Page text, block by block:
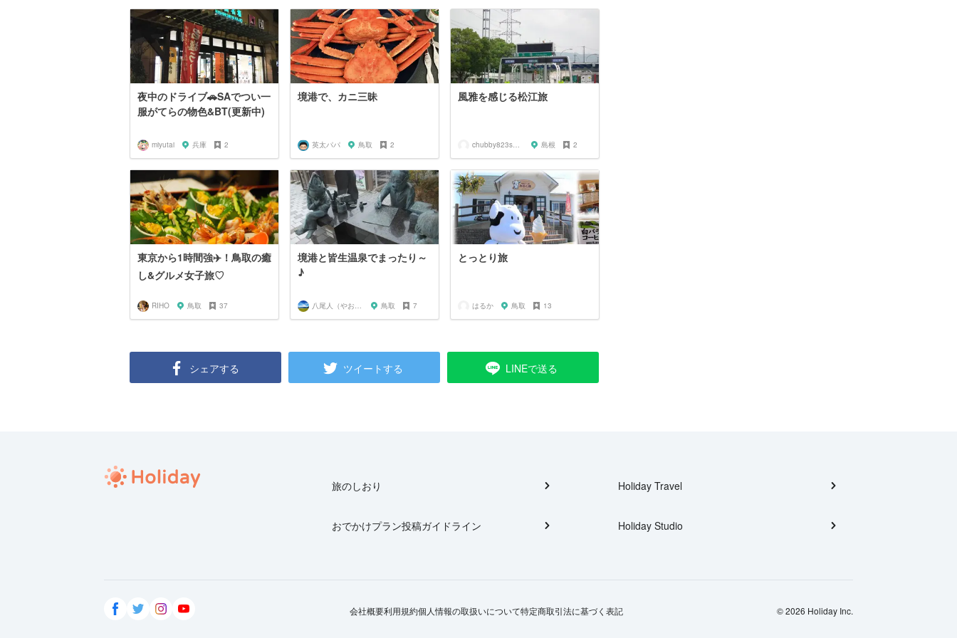
夜中のドライブ🚗SAでつい一
服がてらの物色&BT(更新中)
miyutai 兵庫 2
境港で、カニ三昧
英太パパ 鳥取 2
風雅を感じる松江旅
chubby823san63 島根 2
東京から1時間強✈️！鳥取の癒
し&グルメ女子旅♡
RIHO 鳥取 37
境港と皆生温泉でまったり～
♪
八尾人（やおんちゅ） 鳥取 7
とっとり旅
はるか 鳥取 13
シェアする ツイートする LINEで送る
旅のしおり
おでかけプラン投稿ガイドライン
Holiday Travel
Holiday Studio
会社概要利用規約個人情報の取扱いについて特定商取引法に基づく表記 © 2026 Holiday Inc.